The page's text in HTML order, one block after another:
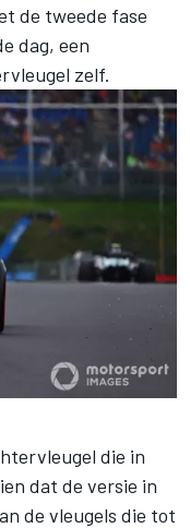
de tweede fase
dag, een
zelf.
die in
dat de versie in
de vleugels die tot